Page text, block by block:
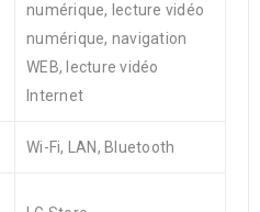
numérique, lecture vidéo
numérique, navigation
WEB, lecture vidéo
Internet
Wi-Fi, LAN, Bluetooth